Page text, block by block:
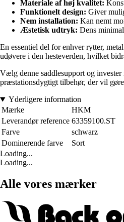
Materiale af høj kvalitet:
Funktionelt design: Giver
Nem installation: Kan nemt
Æstetisk udtryk: Dens
En essentiel del for enhver rytter,
udøvere i den hesteverden, hvilket
Vælg denne saddlesupport og
præstationsdygtigt tilbehør, der vil
Yderligere information
Mærke
HKM
Leverandør reference 63359100.ST
Farve
schwarz
Dominerende farve
Sort
Loading...
Loading...
Alle vores mærker